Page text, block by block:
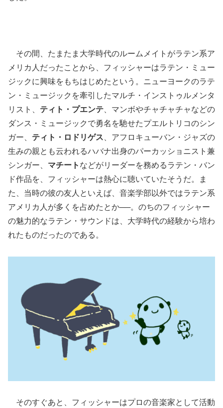
その間、たまたま大学時代のルームメイトがラテン系ア
メリカ人だったことから、フィッシャーはラテン・ミュー
ジックに興味をもちはじめたという。ニューヨークのラテ
ン・ミュージックを牽引したマルチ・インストゥルメンタ
リスト、 ティト・プエンテ、マンボやチャチャチャなどの
ダンス・ミュージックで勇名を馳せたプエルトリコのシン
ガー、 ティト・ロドリゲス、アフロキューバン・ジャズの
生みの親とも云われるハバナ出身のパーカッショニスト兼
シンガー、 マチート などがリーダーを務めるラテン・バン
ド作品を、フィッシャーは熱心に聴いていたそうだ。ま
た、当時の彼の友人といえば、音楽学部以外ではラテン系
アメリカ人が多くを占めたとか──。のちのフィッシャー
の魅力的なラテン・サウンドは、大学時代の経験から培わ
れたものだったのである。
そのすぐあと、フィッシャーはプロの音楽家として活動